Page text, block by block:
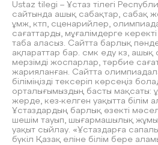
Ustaz tilegi – Ұстаз тілегі
сайтында ашық сабақтар, сабақ
ұмж, ктп, сценарийлер,
сағаттарды, мұғалімдерге
таба аласыз. Сайтта барлық
ақпараттар бар. смк еду кз, ашық
мерзімді жоспарлар, тәрбие
жарияланған. Сайтта
біліміңізді тексеріп көрсеңіз
орталығымыздың басты мақсаты:
жерде, кез-келген уақытта білім
Ұстаздардың барлық өзекті
шешім тауып, шығармашылық
уақыт сыйлау. «Ұстаздарға
бүкіл Қазақ еліне білім бере